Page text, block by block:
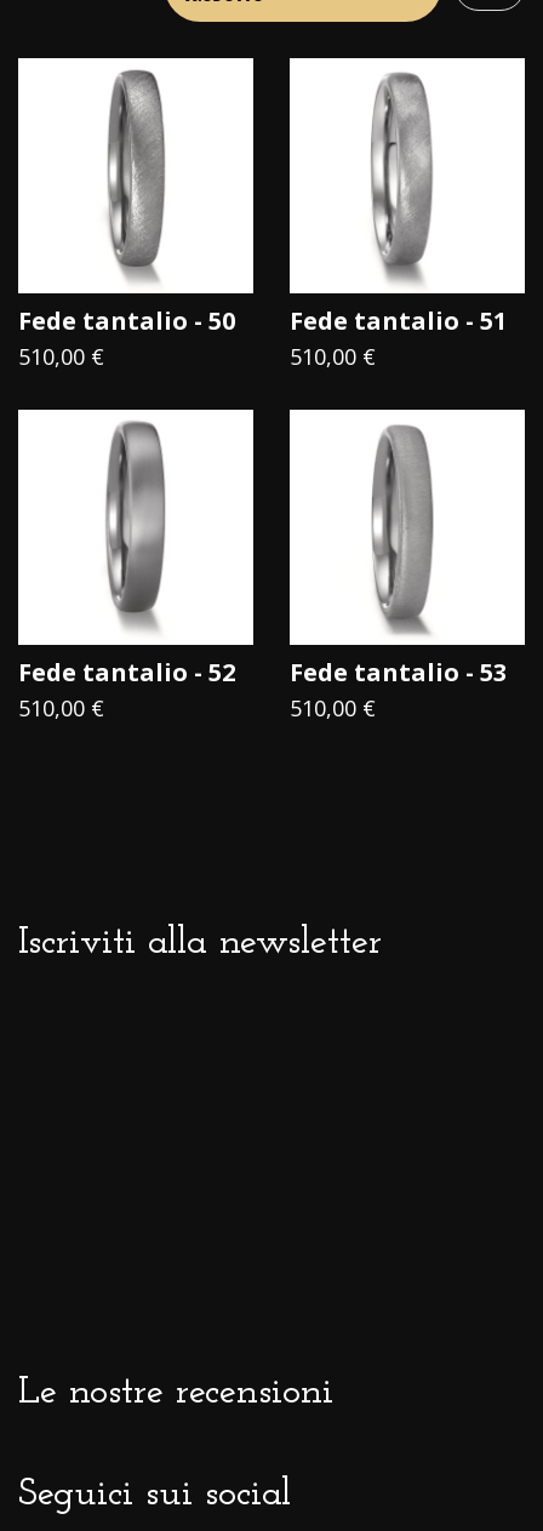
Il suo nome è ispirato a Tantalo, che nella mitologia greca
era figlio di Zeus.
La storia narra che Tantalo fu famoso per la punizione
eterna, dove fu costretto di restare sotto uno specchio
d'acqua per sempre, avendo sempre in vista dei deliziosi
frutti appesi appena oltre la sua portata.
Anche il Tantalio può essere immerso nell'acqua per
l'eternità senza cedere al suo potere.
Fede tantalio - 50
510,00 €
Fede tantalio - 51
510,00 €
Fede tantalio - 52
510,00 €
Fede tantalio - 53
510,00 €
Iscriviti alla newsletter
Le nostre recensioni
Seguici sui social